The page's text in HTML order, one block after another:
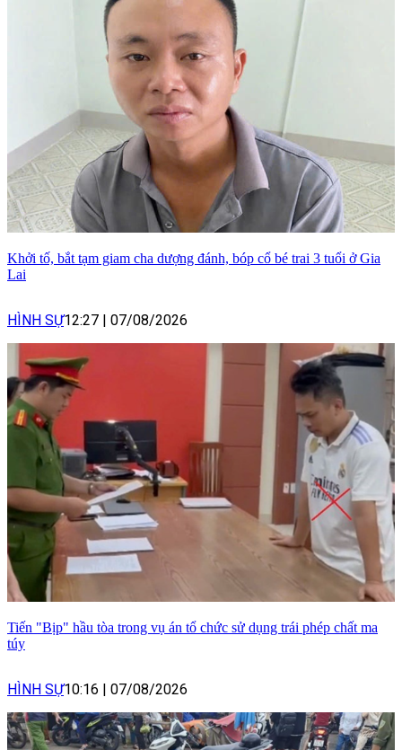
Khởi tố, bắt tạm giam cha dượng đánh, bóp cổ bé trai 3 tuổi ở Gia
Lai
HÌNH SỰ12:27 07/08/2026
Tiến "Bịp" hầu tòa trong vụ án tổ chức sử dụng trái phép chất ma
túy
HÌNH SỰ10:16 07/08/2026